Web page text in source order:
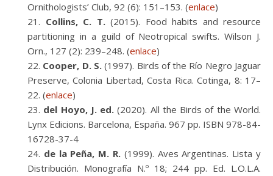
Ornithologists’ Club, 92 (6): 151–153. (enlace)
Collins, C. T.(2015). Food habits and resource
partitioning in a guild of Neotropical swifts. Wilson J.
Orn., 127 (2): 239–248. (enlace)
Cooper, D. S.(1997). Birds of the Río Negro Jaguar
Preserve, Colonia Libertad, Costa Rica. Cotinga, 8: 17–
22. (enlace)
del Hoyo, J. ed. (2020). All the Birds of the World.
Lynx Edicions. Barcelona, España. 967 pp. ISBN 978-84-
16728-37-4
de la Peña, M. R. (1999). Aves Argentinas. Lista y
Distribución. Monografía N.º 18; 244 pp. Ed. L.O.L.A.